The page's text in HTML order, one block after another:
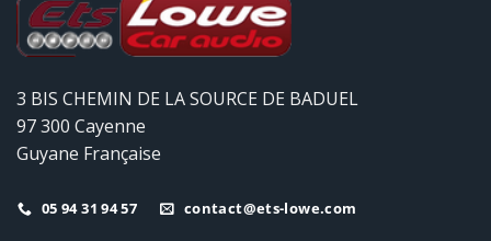
3 BIS CHEMIN DE LA SOURCE DE BADUEL
97 300 Cayenne
Guyane Française
05 94 31 94 57 contact@ets-lowe.com